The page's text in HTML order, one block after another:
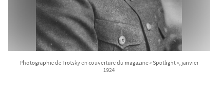
Photographie de Trotsky en couverture du magazine « Spotlight », janvier
1924